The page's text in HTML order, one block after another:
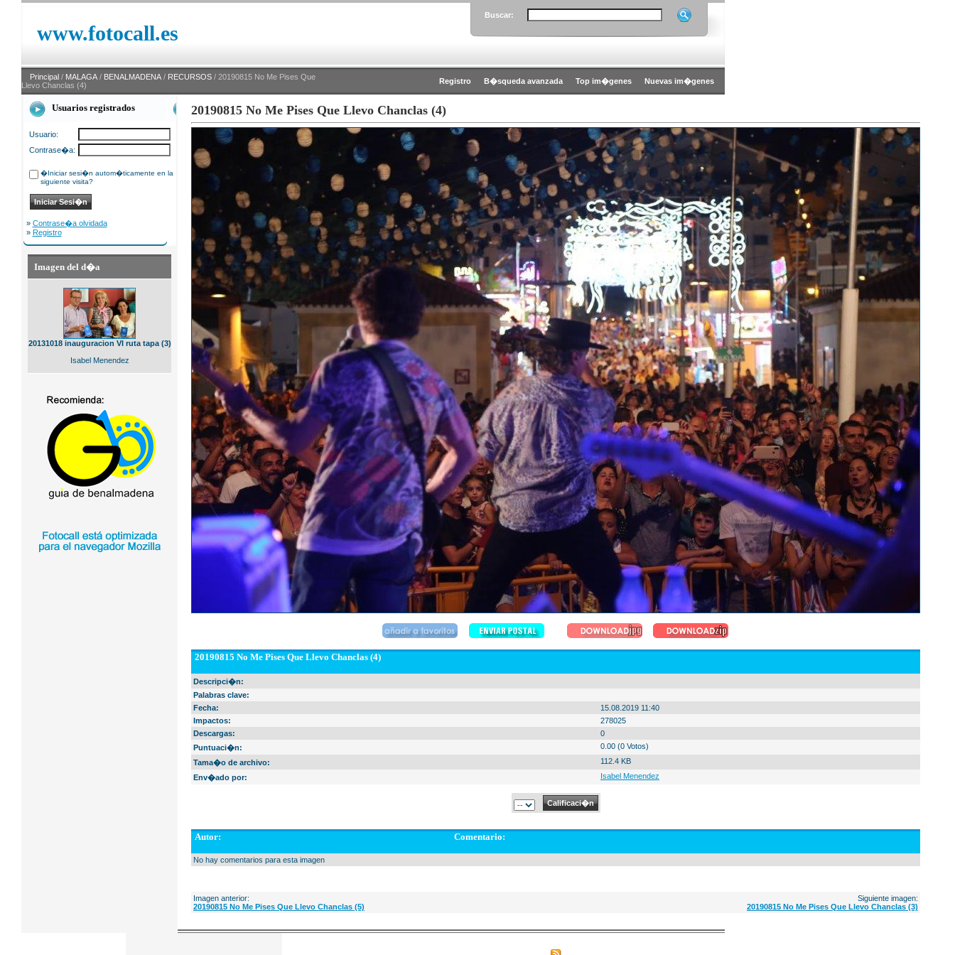
www.fotocall.es
Buscar:
Principal / MALAGA / BENALMADENA / RECURSOS / 20190815 No Me Pises Que
Llevo Chanclas (4)
Registro B�squeda avanzada Top im�genes Nuevas im�genes
Usuarios registrados
Usuario:
Contrase�a:
�Iniciar sesi�n autom�ticamente en la
siguiente visita?
» Contrase�a olvidada
» Registro
Imagen del d�a
20131018 inauguracion VI ruta tapa (3)
Isabel Menendez
20190815 No Me Pises Que Llevo Chanclas (4)
20190815 No Me Pises Que Llevo Chanclas (4)
Descripci�n:
Palabras clave:
Fecha:
15.08.2019 11:40
Impactos:
278025
Descargas:
0
Puntuaci�n:
0.00 (0 Votos)
Tama�o de archivo:
112.4 KB
Env�ado por:
Isabel Menendez
Autor: Comentario:
No hay comentarios para esta imagen
Imagen anterior:
20190815 No Me Pises Que Llevo Chanclas (5)
Siguiente imagen:
20190815 No Me Pises Que Llevo Chanclas (3)